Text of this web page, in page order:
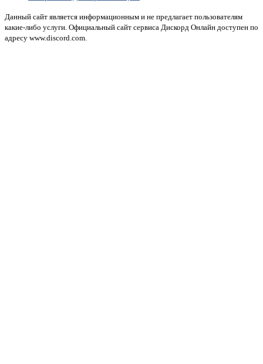
Данный сайт является информационным и не предлагает пользователям
какие-либо услуги. Официальный сайт сервиса Дискорд Онлайн доступен по
адресу www.discord.com.